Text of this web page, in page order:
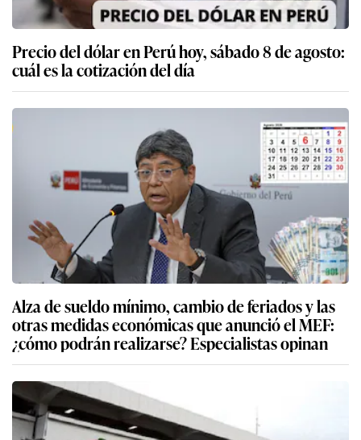
Precio del dólar en Perú hoy, sábado 8 de agosto:
cuál es la cotización del día
Alza de sueldo mínimo, cambio de feriados y las
otras medidas económicas que anunció el MEF:
¿cómo podrán realizarse? Especialistas opinan